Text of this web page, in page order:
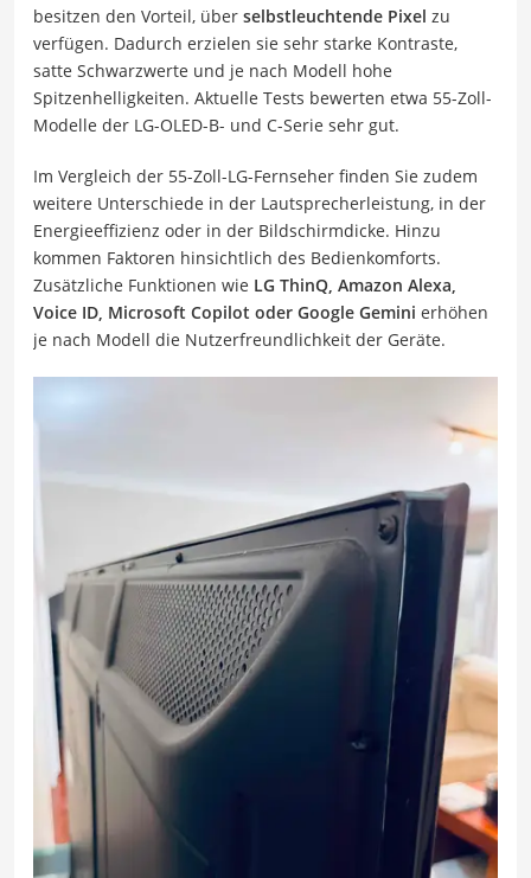
besitzen den Vorteil, über selbstleuchtende Pixel zu
verfügen. Dadurch erzielen sie sehr starke Kontraste,
satte Schwarzwerte und je nach Modell hohe
Spitzenhelligkeiten. Aktuelle Tests bewerten etwa 55-Zoll-
Modelle der LG-OLED-B- und C-Serie sehr gut.
Im Vergleich der 55-Zoll-LG-Fernseher finden Sie zudem
weitere Unterschiede in der Lautsprecherleistung, in der
Energieeffizienz oder in der Bildschirmdicke. Hinzu
kommen Faktoren hinsichtlich des Bedienkomforts.
Zusätzliche Funktionen wie LG ThinQ, Amazon Alexa,
Voice ID, Microsoft Copilot oder Google Gemini erhöhen
je nach Modell die Nutzerfreundlichkeit der Geräte.